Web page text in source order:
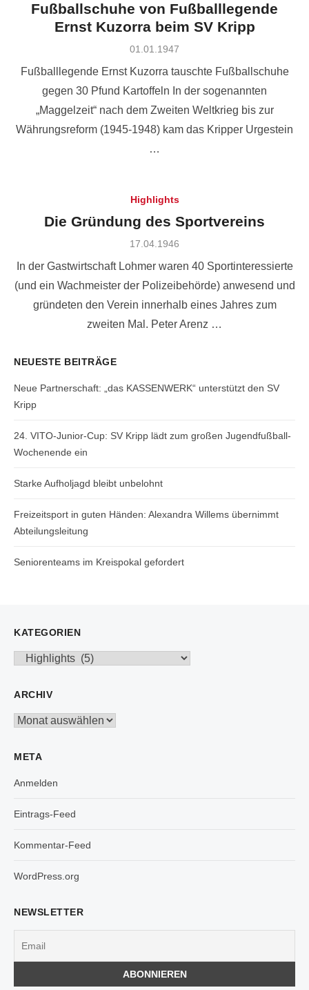
Fußballschuhe von Fußballlegende
Ernst Kuzorra beim SV Kripp
Posted
01.01.1947
Fußballlegende Ernst Kuzorra tauschte Fußballschuhe
gegen 30 Pfund Kartoffeln In der sogenannten
„Maggelzeit“ nach dem Zweiten Weltkrieg bis zur
Währungsreform (1945-1948) kam das Kripper Urgestein
…
Highlights
Die Gründung des Sportvereins
Posted
17.04.1946
In der Gastwirtschaft Lohmer waren 40 Sportinteressierte
(und ein Wachmeister der Polizeibehörde) anwesend und
gründeten den Verein innerhalb eines Jahres zum
zweiten Mal. Peter Arenz …
NEUESTE BEITRÄGE
Neue Partnerschaft: „das KASSENWERK“ unterstützt den SV
Kripp
24. VITO-Junior-Cup: SV Kripp lädt zum großen Jugendfußball-
Wochenende ein
Starke Aufholjagd bleibt unbelohnt
Freizeitsport in guten Händen: Alexandra Willems übernimmt
Abteilungsleitung
Seniorenteams im Kreispokal gefordert
KATEGORIEN
Kategorien
ARCHIV
Archiv
META
Anmelden
Eintrags-Feed
Kommentar-Feed
WordPress.org
NEWSLETTER